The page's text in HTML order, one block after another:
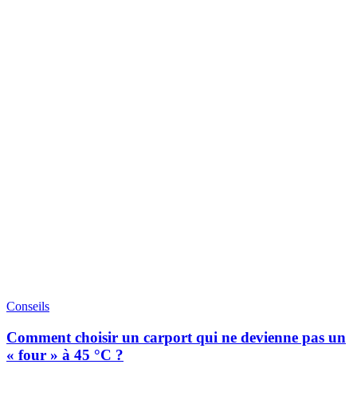
Conseils
Comment choisir un carport qui ne devienne pas un
« four » à 45 °C ?